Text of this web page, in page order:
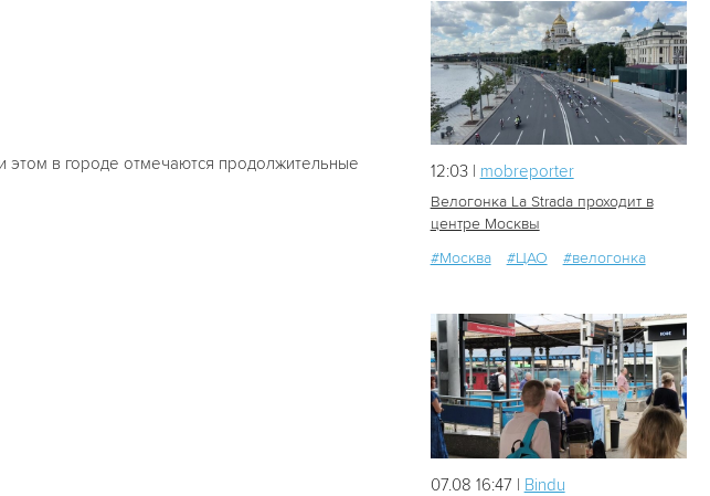
этом в городе отмечаются продолжительные
7
12:03 | mobreporter
Велогонка La Strada проходит в
центре Москвы
#Москва
#ЦАО #велогонка
07.08 16:47 | Bindu